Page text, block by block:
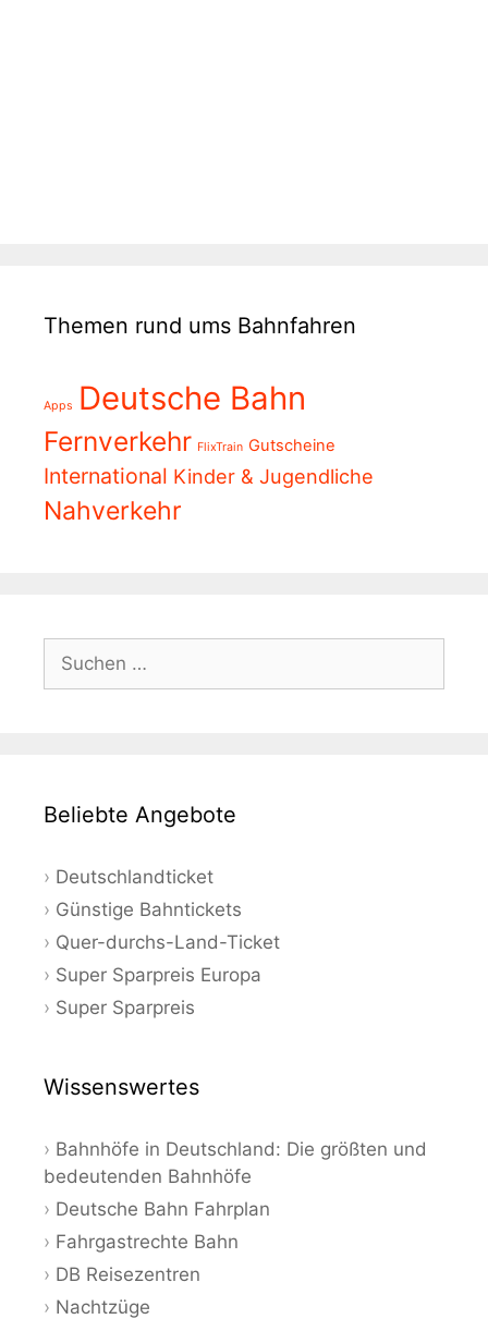
Themen rund ums Bahnfahren
Apps Deutsche Bahn
Fernverkehr FlixTrain Gutscheine
International Kinder & Jugendliche
Nahverkehr
nach:
Beliebte Angebote
Deutschlandticket
Günstige Bahntickets
Quer-durchs-Land-Ticket
Super Sparpreis Europa
Super Sparpreis
Wissenswertes
Bahnhöfe in Deutschland: Die größten und
bedeutenden Bahnhöfe
Deutsche Bahn Fahrplan
Fahrgastrechte Bahn
DB Reisezentren
Nachtzüge